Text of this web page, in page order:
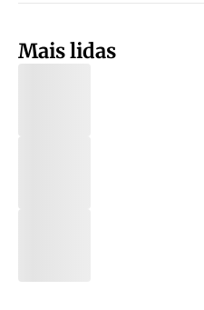
Mais lidas